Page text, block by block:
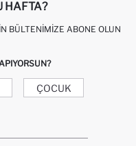
HAFTA?
BÜLTENIMIZE ABONE OLUN
ÇOCUK